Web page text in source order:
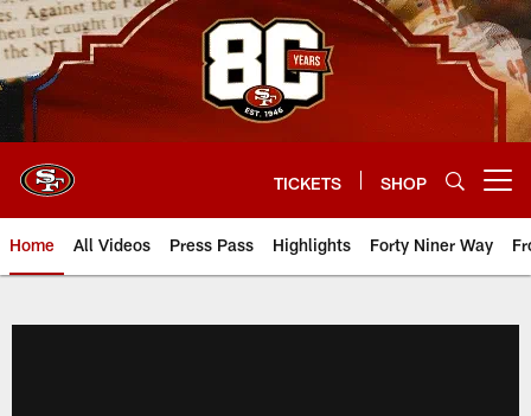
Skip
to
main
content
TICKETS SHOP
Home All Videos Press Pass Highlights Forty Niner Way